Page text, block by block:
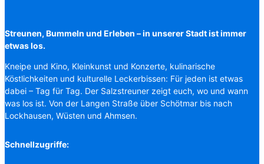
Streunen, Bummeln und Erleben – in unserer Stadt ist immer
etwas los.
Kneipe und Kino, Kleinkunst und Konzerte, kulinarische
Köstlichkeiten und kulturelle Leckerbissen: Für jeden ist etwas
dabei – Tag für Tag. Der Salzstreuner zeigt euch, wo und wann
was los ist. Von der Langen Straße über Schötmar bis nach
Lockhausen, Wüsten und Ahmsen.
Schnellzugriffe: